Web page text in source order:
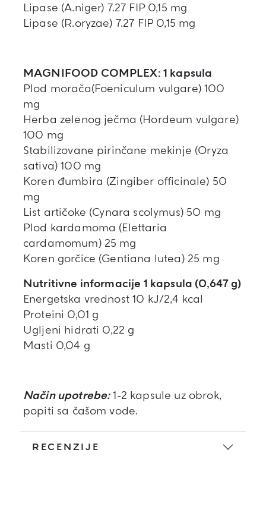
Lipase (A.niger) 7.27 FIP 0,15 mg
Lipase (R.oryzae) 7.27 FIP 0,15 mg
MAGNIFOOD COMPLEX: 1 kapsula
Plod morača(Foeniculum vulgare) 100
mg
Herba zelenog ječma (Hordeum vulgare)
100 mg
Stabilizovane pirinčane mekinje (Oryza
sativa) 100 mg
Koren đumbira (Zingiber officinale) 50
mg
List artičoke (Cynara scolymus) 50 mg
Plod kardamoma (Elettaria
cardamomum) 25 mg
Koren gorčice (Gentiana lutea) 25 mg
Nutritivne informacije 1 kapsula (0,647 g)
Energetska vrednost 10 kJ/2,4 kcal
Proteini 0,01 g
Ugljeni hidrati 0,22 g
Masti 0,04 g
Način upotrebe:1-2 kapsule uz obrok,
popiti sa čašom vode.
RECENZIJE